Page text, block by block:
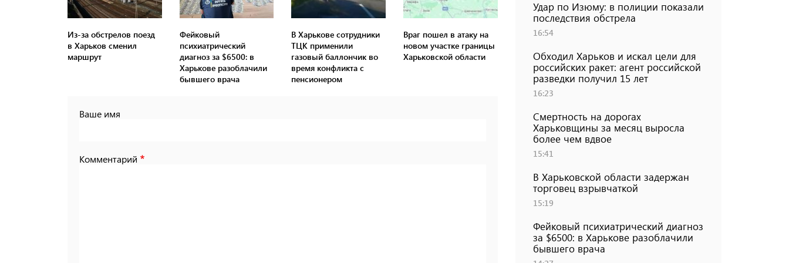
Из-за обстрелов поезд
в Харьков сменил
маршрут
Фейковый
психиатрический
диагноз за $6500: в
Харькове разоблачили
бывшего врача
В Харькове сотрудники
ТЦК применили
газовый баллончик во
время конфликта с
пенсионером
Враг пошел в атаку на
новом участке границы
Харьковской области
Ваше имя
Комментарий
Удар по Изюму: в полиции показали
последствия обстрела
16:54
Обходил Харьков и искал цели для
российских ракет: агент российской
разведки получил 15 лет
16:23
Смертность на дорогах
Харьковщины за месяц выросла
более чем вдвое
15:41
В Харьковской области задержан
торговец взрывчаткой
15:19
Фейковый психиатрический диагноз
за $6500: в Харькове разоблачили
бывшего врача